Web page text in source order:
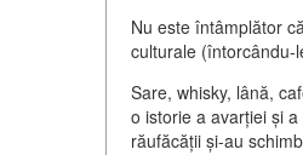
Nu este întâmplător
culturale (întorcându-
Sare, whisky, lână,
o istorie a avarției și
răufăcății și-au